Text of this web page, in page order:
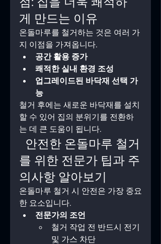
게 만드는 이유
온돌마루를 철거하는 것은 여러 가
지 이점을 가져옵니다.
공간 활용 증가
쾌적한 실내 환경 조성
업그레이드된 바닥재 선택 가
능
철거 후에는 새로운 바닥재를 설치
할 수 있어 집의 분위기를 전환하
는 데 큰 도움이 됩니다.
를 위한 전문가 팁과 주
의사항 알아보기
온돌마루 철거 시 안전은 가장 중요
한 요소입니다.
전문가의 조언
철거 작업 전 반드시 전기
및 가스 차단